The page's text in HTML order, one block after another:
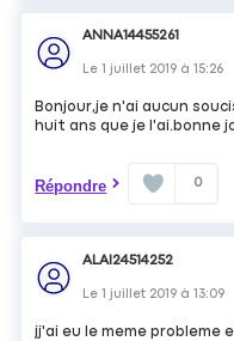
ANNA14455261
Le1 juillet 2019 à15:26
Bonjour,je n'ai aucun
huit ans que je l'ai.bonne
Répondre 0
ALAI24514252
Le1 juillet 2019 à13:09
jj'ai eu le meme probleme